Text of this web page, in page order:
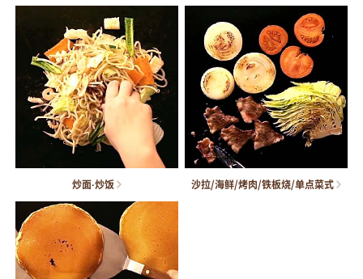
炒面·炒饭 沙拉/海鲜/烤肉/铁板烧/单点菜式